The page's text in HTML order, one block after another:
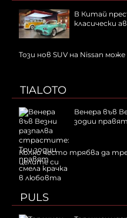
В Китай
класически
Този нов SUV на Nissan
TIALOTO
Венера във
зодии
Колко често трябва да
целите си
PULS